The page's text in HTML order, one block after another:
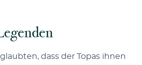
dass der Topas ihnen